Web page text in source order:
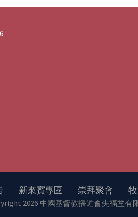
新來賓專區 崇拜聚會
2026 中國基督教播道會尖福堂有